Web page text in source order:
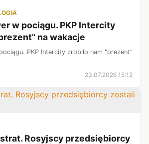
w pociągu. PKP Intercity
na wakacje
PKP Intercity zrobiło nam "prezent"
23.07.2026 15:12
Rosyjscy przedsiębiorcy